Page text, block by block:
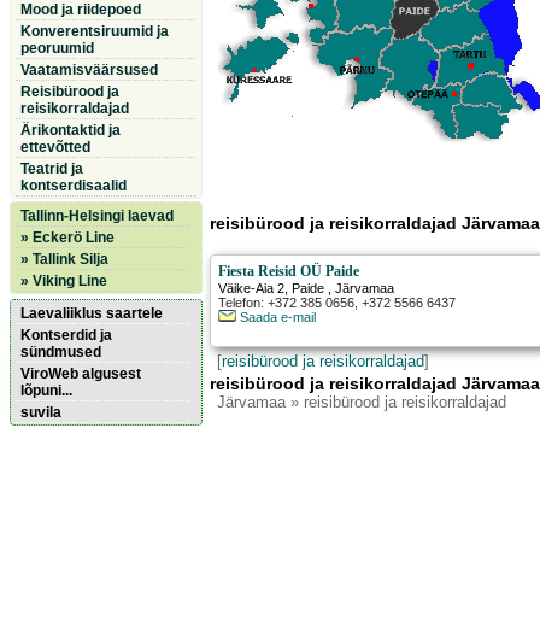
Mood ja riidepoed
Konverentsiruumid ja
peoruumid
Vaatamisväärsused
Reisibürood ja
reisikorraldajad
Ärikontaktid ja
ettevõtted
Teatrid ja
kontserdisaalid
Tallinn-Helsingi laevad
» Eckerö Line
» Tallink Silja
» Viking Line
Laevaliiklus saartele
Kontserdid ja
sündmused
ViroWeb algusest
lõpuni...
suvila
reisibürood ja reisikorraldajad
Fiesta Reisid OÜ Paide
Väike-Aia 2 Paide , Järvamaa
Telefon: +372 385 0656, +372 5566 6437
Saada e-mail
[reisibürood ja reisikorraldajad]
reisibürood ja reisikorraldajad
Järvamaa» reisibürood ja reisikorraldajad